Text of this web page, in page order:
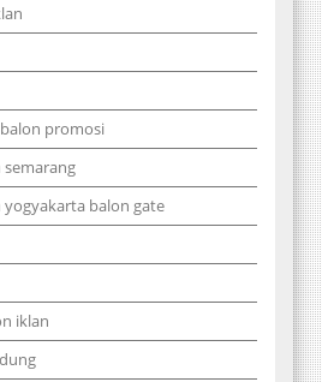
promosi
balon gate
iklan